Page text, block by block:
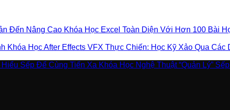
Khóa Học Excel Toàn Diện Với Hơn 100 Bài
Khóa Học After Effects VFX Thực Chiến: Học Kỹ Xảo Qua Các
Khóa Học Nghệ Thuật “Quản Lý”